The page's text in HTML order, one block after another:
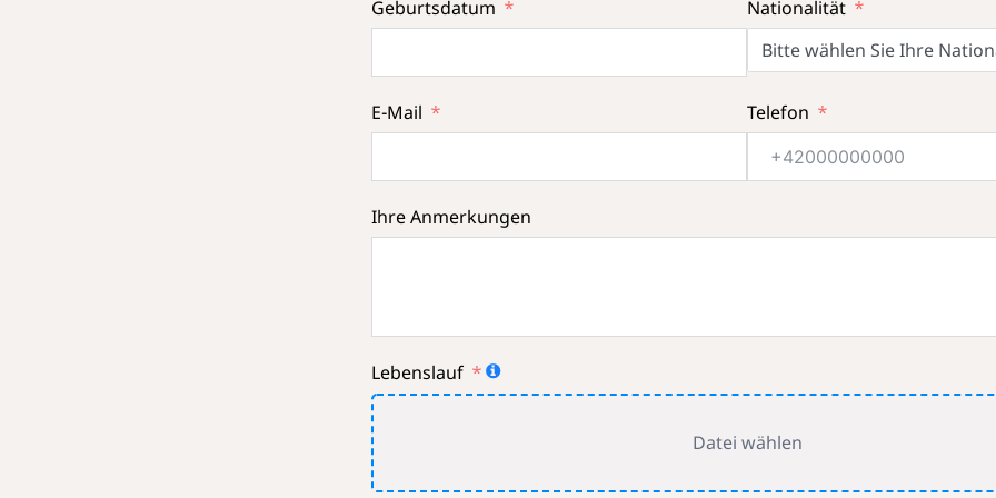
Geburtsdatum
Nationalität
Bitte wählen Sie Ihre
E-Mail Telefon
Ihre Anmerkungen
Lebenslauf
Datei wählen